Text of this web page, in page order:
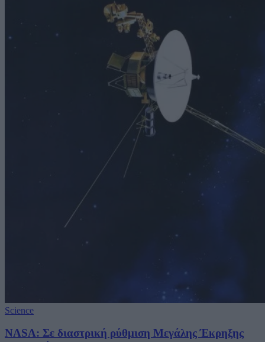
Science
NASA: Σε διαστρική ρύθμιση Μεγάλης Έκρηξης